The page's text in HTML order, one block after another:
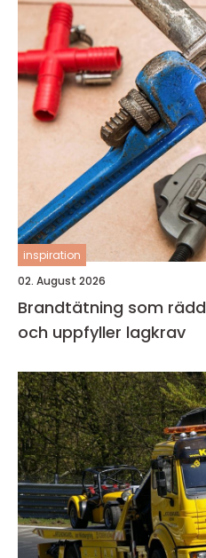
inspiration
02. August 2026
Brandtätning som
och uppfyller lagkrav